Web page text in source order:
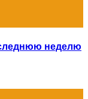
неделю